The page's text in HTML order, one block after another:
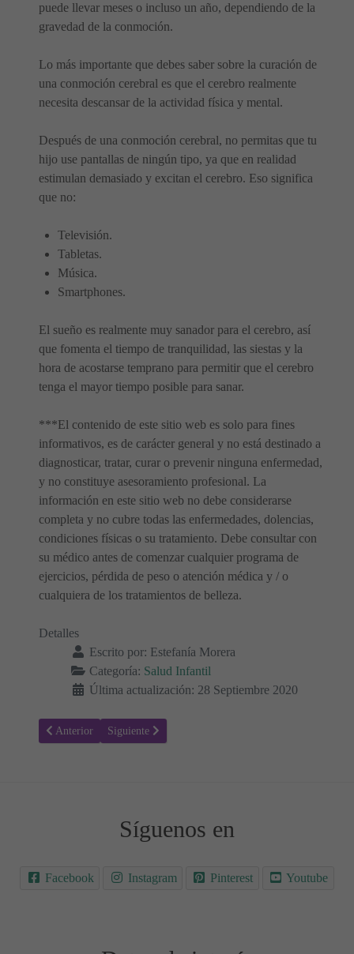
puede llevar meses o incluso un año, dependiendo de la
gravedad de la conmoción.
Lo más importante que debes saber sobre la curación de
una conmoción cerebral es que el cerebro realmente
necesita descansar de la actividad física y mental.
Después de una conmoción cerebral, no permitas que tu
hijo use pantallas de ningún tipo, ya que en realidad
estimulan demasiado y excitan el cerebro. Eso significa
que no:
Televisión.
Tabletas.
Música.
Smartphones.
El sueño es realmente muy sanador para el cerebro, así
que fomenta el tiempo de tranquilidad, las siestas y la
hora de acostarse temprano para permitir que el cerebro
tenga el mayor tiempo posible para sanar.
***El contenido de este sitio web es solo para fines
informativos, es de carácter general y no está destinado a
diagnosticar, tratar, curar o prevenir ninguna enfermedad,
y no constituye asesoramiento profesional. La
información en este sitio web no debe considerarse
completa y no cubre todas las enfermedades, dolencias,
condiciones físicas o su tratamiento. Debe consultar con
su médico antes de comenzar cualquier programa de
ejercicios, pérdida de peso o atención médica y / o
cualquiera de los tratamientos de belleza.
Detalles
Escrito por: Estefanía Morera
Categoría: Salud Infantil
Última actualización: 28 Septiembre 2020
Artículo anterior: ¿Cómo se detectan los problemas de audición en
Anterior Artículo siguiente: Lo que necesitas saber sobre
Siguiente
Síguenos en
Facebook Instagram Pinterest Youtube